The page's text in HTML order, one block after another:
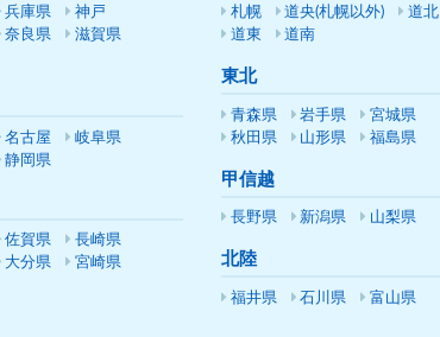
兵庫県
神戸
奈良県
滋賀県
名古屋
岐阜県
静岡県
佐賀県
長崎県
大分県
宮崎県
札幌 道央(札幌以外)
道北
道東
道南
東北
青森県 岩手県
宮城県
秋田県
山形県 福島県
甲信越
長野県 新潟県 山梨県
北陸
福井県 石川県 富山県